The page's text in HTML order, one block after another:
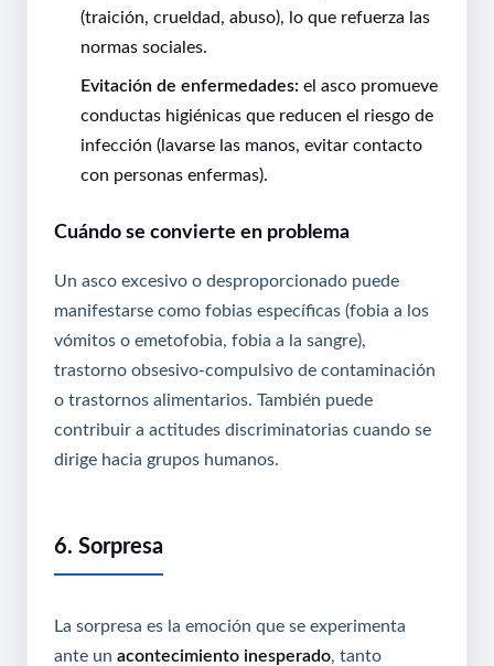
(traición, crueldad, abuso), lo que refuerza las
normas sociales.
Evitación de enfermedades: el asco promueve
conductas higiénicas que reducen el riesgo de
infección (lavarse las manos, evitar contacto
con personas enfermas).
Cuándo se convierte en problema
Un asco excesivo o desproporcionado puede
manifestarse como fobias específicas (fobia a los
vómitos o emetofobia, fobia a la sangre),
trastorno obsesivo-compulsivo de contaminación
o trastornos alimentarios. También puede
contribuir a actitudes discriminatorias cuando se
dirige hacia grupos humanos.
6. Sorpresa
La sorpresa es la emoción que se experimenta
ante un acontecimiento inesperado , tanto